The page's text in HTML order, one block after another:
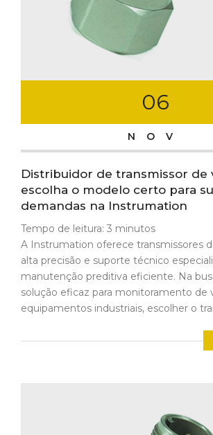
06
NOV
Distribuidor de transmissor de
escolha o modelo certo para
demandas na Instrumation
Tempo de leitura: 3 minutos
A Instrumation oferece transmissores
alta precisão e suporte técnico
manutenção preditiva eficiente. Na
solução eficaz para monitoramento de
equipamentos industriais, escolher o